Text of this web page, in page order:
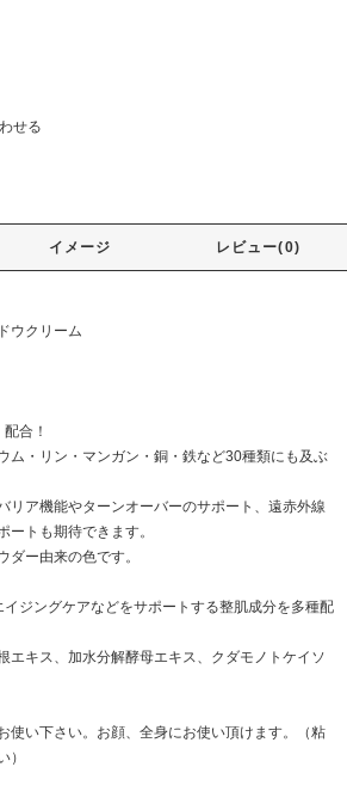
せる
イメージ レビュー(0)
ウクリーム
合！
ム・リン・マンガン・銅・鉄など30種類にも及ぶ
リア機能やターンオーバーのサポート、遠赤外線
ートも期待できます。
ダー由来の色です。
ジングケアなどをサポートする整肌成分を多種配
エキス、加水分解酵母エキス、クダモノトケイソ
使い下さい。お顔、全身にお使い頂けます。（粘
）